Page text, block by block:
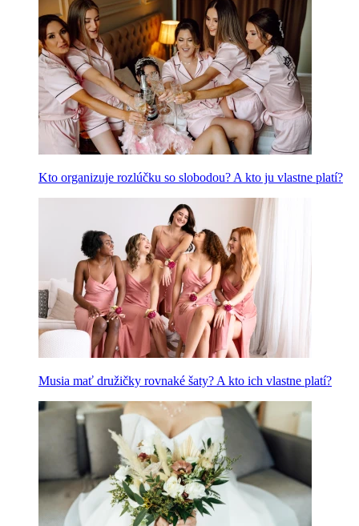
Kto organizuje rozlúčku so slobodou? A kto ju vlastne platí?
Musia mať družičky rovnaké šaty? A kto ich vlastne platí?